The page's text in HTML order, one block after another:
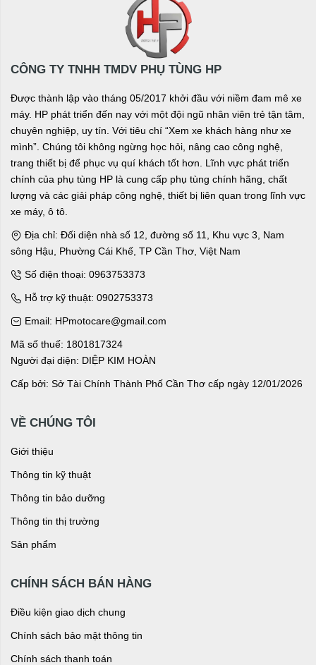
CÔNG TY TNHH TMDV PHỤ TÙNG HP
Được thành lập vào tháng 05/2017 khởi đầu với niềm đam mê xe
máy. HP phát triển đến nay với một đội ngũ nhân viên trẻ tận tâm,
chuyên nghiệp, uy tín. Với tiêu chí “Xem xe khách hàng như xe
mình”. Chúng tôi không ngừng học hỏi, nâng cao công nghệ,
trang thiết bị để phục vụ quí khách tốt hơn. Lĩnh vực phát triển
chính của phụ tùng HP là cung cấp phụ tùng chính hãng, chất
lượng và các giải pháp công nghệ, thiết bị liên quan trong lĩnh vực
xe máy, ô tô.
Địa chỉ: Đối diện nhà số 12, đường số 11, Khu vực 3, Nam
sông Hậu, Phường Cái Khế, TP Cần Thơ, Việt Nam
Số điện thoại: 0963753373
Hỗ trợ kỹ thuật: 0902753373
Email: HPmotocare@gmail.com
Mã số thuế: 1801817324
Người đại diện: DIỆP KIM HOÀN
Cấp bởi: Sở Tài Chính Thành Phố Cần Thơ cấp ngày 12/01/2026
VỀ CHÚNG TÔI
Giới thiệu
Thông tin kỹ thuật
Thông tin bảo dưỡng
Thông tin thị trường
Sản phẩm
CHÍNH SÁCH BÁN HÀNG
Điều kiện giao dịch chung
Chính sách bảo mật thông tin
Chính sách thanh toán